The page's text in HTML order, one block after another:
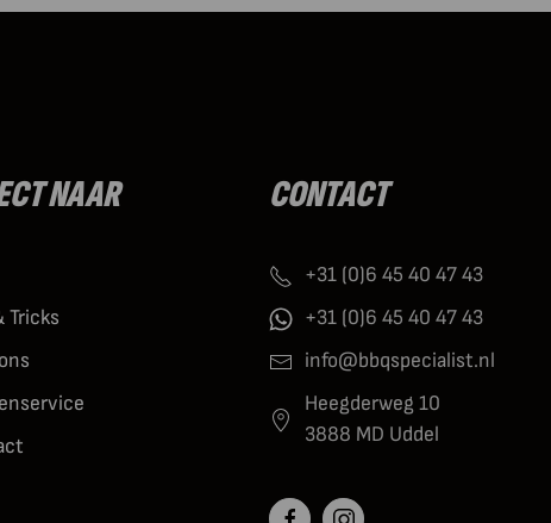
NAAR
Tricks
CONTACT
+31 (0)6 45 40 47 43
+31 (0)6 45 40 47 43
info@bbqspecialist.nl
Heegderweg 10
3888 MD Uddel